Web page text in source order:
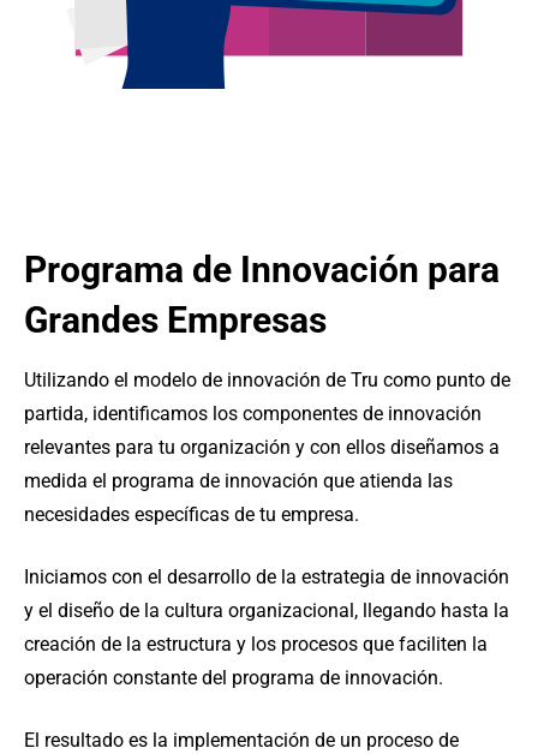
Programa de Innovación para
Grandes Empresas
Utilizando el modelo de innovación de Tru como punto de
partida, identificamos los componentes de innovación
relevantes para tu organización y con ellos diseñamos a
medida el programa de innovación que atienda las
necesidades específicas de tu empresa.
Iniciamos con el desarrollo de la estrategia de innovación
y el diseño de la cultura organizacional, llegando hasta la
creación de la estructura y los procesos que faciliten la
operación constante del programa de innovación.
El resultado es la implementación de un proceso de